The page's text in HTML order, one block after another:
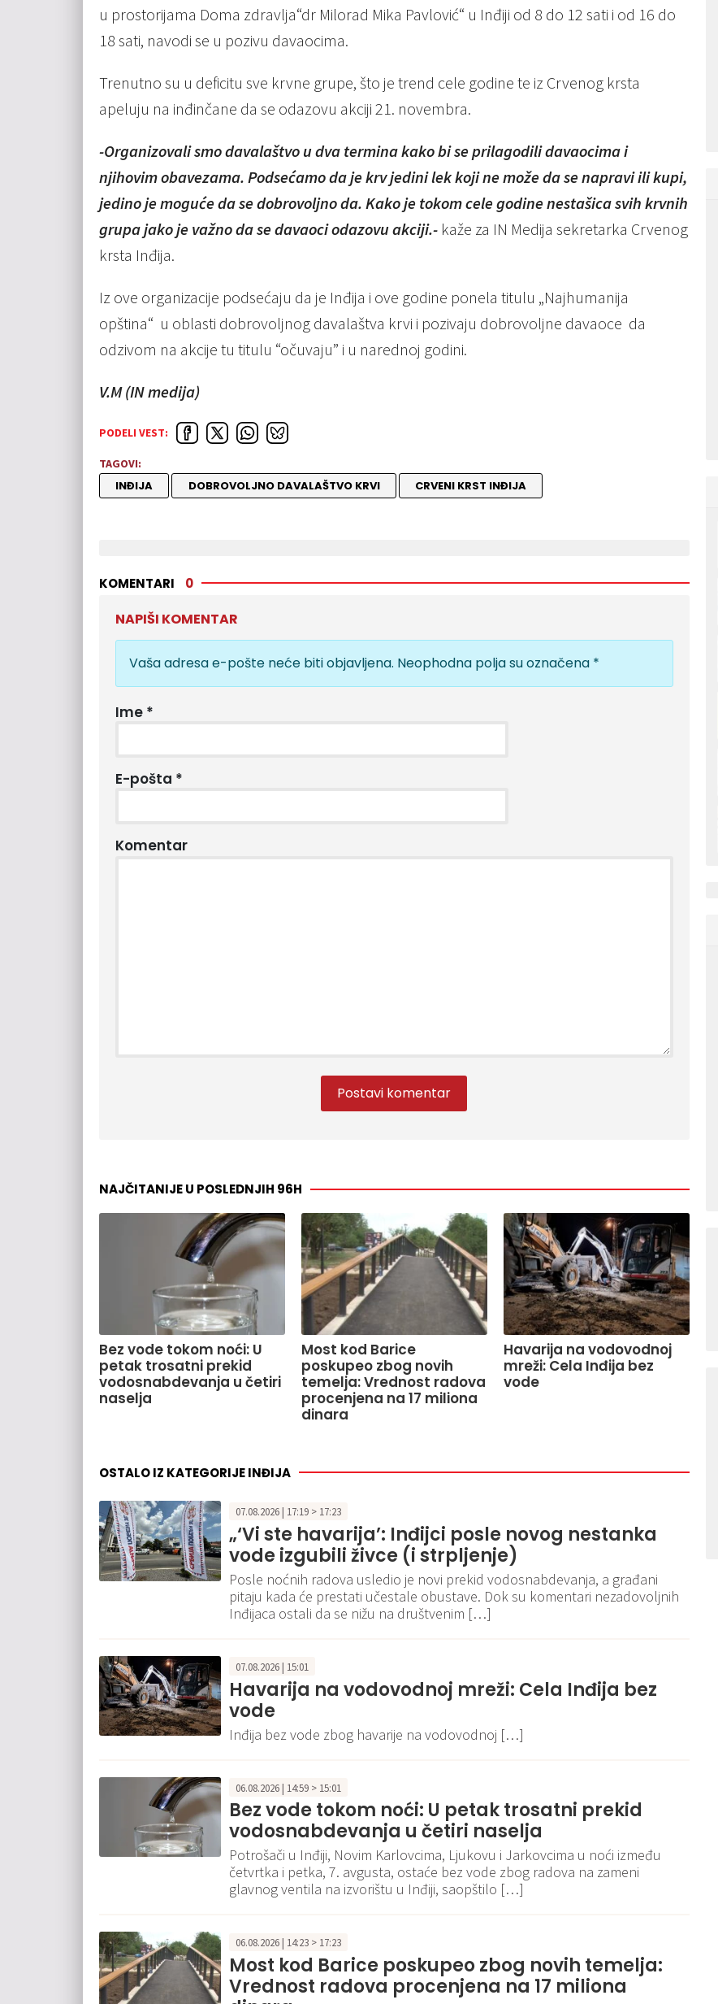
u prostorijama Doma zdravlja“dr Milorad Mika Pavlović“ u Inđiji od 8 do 12 sati i od 16 do
18 sati, navodi se u pozivu davaocima.
Trenutno su u deficitu sve krvne grupe, što je trend cele godine te iz Crvenog krsta
apeluju na inđinčane da se odazovu akciji 21. novembra.
-Organizovali smo davalaštvo u dva termina kako bi se prilagodili davaocima i
njihovim obavezama. Podsećamo da je krv jedini lek koji ne može da se napravi ili kupi,
jedino je moguće da se dobrovoljno da. Kako je tokom cele godine nestašica svih krvnih
grupa jako je važno da se davaoci odazovu akciji.- kaže za IN Medija sekretarka Crvenog
krsta Inđija.
Iz ove organizacije podsećaju da je Inđija i ove godine ponela titulu „Najhumanija
opština“ u oblasti dobrovoljnog davalaštva krvi i pozivaju dobrovoljne davaoce da
odzivom na akcije tu titulu “očuvaju” i u narednoj godini.
V.M (IN medija)
PODELI VEST:
TAGOVI:
INĐIJA DOBROVOLJNO DAVALAŠTVO KRVI CRVENI KRST INĐIJA
KOMENTARI 0
NAPIŠI KOMENTAR
Vaša adresa e-pošte neće biti objavljena. Neophodna polja su označena *
Ime *
E-pošta *
Komentar
NAJČITANIJE U POSLEDNJIH 96H
Bez vode tokom noći: U
petak trosatni prekid
vodosnabdevanja u četiri
naselja
Most kod Barice
poskupeo zbog novih
temelja: Vrednost radova
procenjena na 17 miliona
dinara
Havarija na vodovodnoj
mreži: Cela Inđija bez
vode
OSTALO IZ KATEGORIJE INĐIJA
07.08.2026 | 17:19 > 17:23
„‘Vi ste havarija’: Inđijci posle novog nestanka
vode izgubili živce (i strpljenje)
Posle noćnih radova usledio je novi prekid vodosnabdevanja, a građani
pitaju kada će prestati učestale obustave. Dok su komentari nezadovoljnih
Inđijaca ostali da se nižu na društvenim […]
07.08.2026 | 15:01
Havarija na vodovodnoj mreži: Cela Inđija bez
vode
Inđija bez vode zbog havarije na vodovodnoj […]
06.08.2026 | 14:59 > 15:01
Bez vode tokom noći: U petak trosatni prekid
vodosnabdevanja u četiri naselja
Potrošači u Inđiji, Novim Karlovcima, Ljukovu i Jarkovcima u noći između
četvrtka i petka, 7. avgusta, ostaće bez vode zbog radova na zameni
glavnog ventila na izvorištu u Inđiji, saopštilo […]
06.08.2026 | 14:23 > 17:23
Most kod Barice poskupeo zbog novih temelja:
Vrednost radova procenjena na 17 miliona